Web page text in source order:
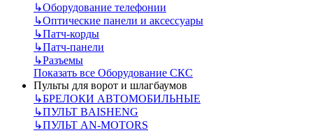
↳Оборудование телефонии
↳Оптические панели и аксессуары
↳Патч-корды
↳Патч-панели
↳Разъемы
Показать все Оборудование СКС
Пульты для ворот и шлагбаумов
↳БРЕЛОКИ АВТОМОБИЛЬНЫЕ
↳ПУЛЬТ BAISHENG
↳ПУЛЬТ AN-MOTORS